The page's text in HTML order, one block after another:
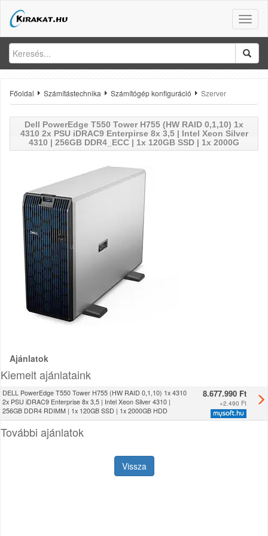
Toggle
Főoldal Számítástechnika Számítógép konfiguráció Szerver
Dell PowerEdge T550 Tower H755 (HW RAID 0,1,10) 1x
4310 2x PSU iDRAC9 Enterpirse 8x 3,5 | Intel Xeon Silver
4310 | 256GB DDR4_ECC | 1x 120GB SSD | 1x 2000G
Ajánlatok
Kiemelt ajánlataink
DELL PowerEdge T550 Tower H755 (HW RAID 0,1,10) 1x 4310
2x PSU iDRAC9 Enterprise 8x 3,5 | Intel Xeon Silver 4310 |
256GB DDR4 RDIMM | 1x 120GB SSD | 1x 2000GB HDD
8.677.990 Ft
+2.490 Ft
További ajánlatok
Vissza